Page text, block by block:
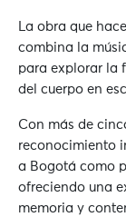
La obra que
combina la
para explorar la
del cuerpo en
Con más de
reconocimiento
a Bogotá como
ofreciendo una
memoria y